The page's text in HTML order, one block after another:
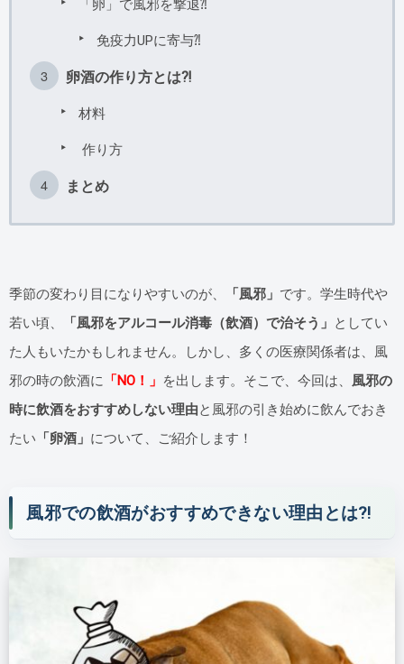
「卵」で風邪を撃退⁈
免疫力UPに寄与⁈
卵酒の作り方とは⁈
材料
作り方
まとめ
季節の変わり目になりやすいのが、 「風邪」 です。学生時代や
若い頃、
「風邪をアルコール消毒（飲酒）で治そう」 としてい
た人もいたかもしれません。しかし、多くの医療関係者は、風
邪の時の飲酒に 「NO！」 を出します。そこで、今回は、 風邪の
時に飲酒をおすすめしない理由と風邪の引き始めに飲んでおき
たい 「卵酒」 について、ご紹介します！
風邪での飲酒がおすすめできない理由とは⁈